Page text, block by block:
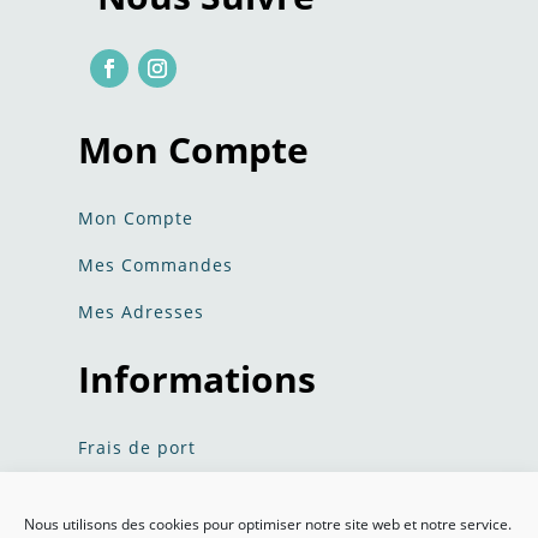
Nous utilisons des cookies pour optimiser notre site web et notre service.
Mon Compte
Mon Compte
Mes Commandes
Mes Adresses
Informations
Frais de port